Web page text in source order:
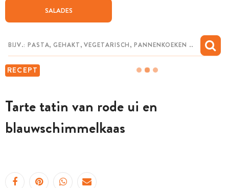
SALADES
RECEPT
Tarte tatin van rode ui en
blauwschimmelkaas
CHAT MET MAIA
MIJN BEWAARDE RECEPTEN